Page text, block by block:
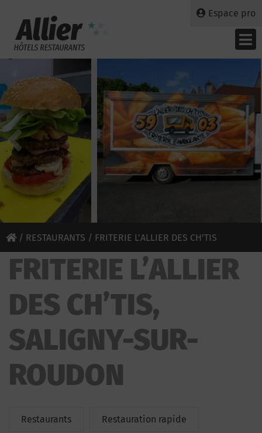
Espace pro
/ RESTAURANTS / FRITERIE L’ALLIER DES CH’TIS
FRITERIE L’ALLIER
DES CH’TIS,
SALIGNY-SUR-
ROUDON
Restaurants Restauration rapide